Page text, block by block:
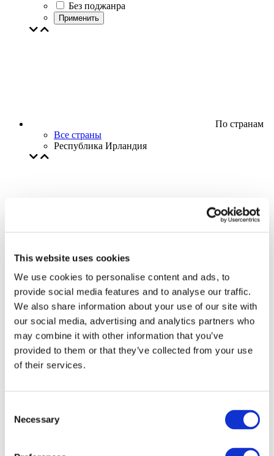
This website uses cookies
We use cookies to personalise content and ads, to
provide social media features and to analyse our traffic.
We also share information about your use of our site with
our social media, advertising and analytics partners who
may combine it with other information that you’ve
provided to them or that they’ve collected from your use
of their services.
Selection
Necessary
Без поджанра
Применить
По странам
Все страны
Республика Ирландия